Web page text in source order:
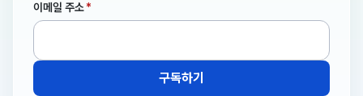
이메일 주소*
구독하기